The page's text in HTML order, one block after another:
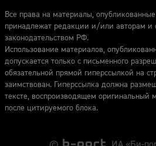
Все права на материалы,
принадлежат редакции и/или авторам и
законодательством РФ.
Использование материалов,
допускается только с письменного
обязательной прямой гиперссылкой на
заимствован. Гиперссылка должна
тексте, воспроизводящем оригинальный
после цитируемого блока.